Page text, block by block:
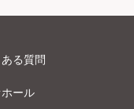
る質問
ール